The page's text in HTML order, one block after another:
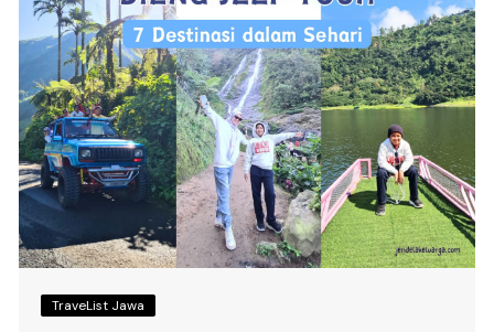
TraveList Jawa